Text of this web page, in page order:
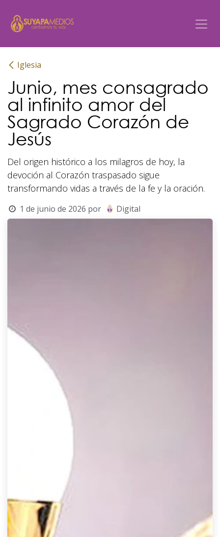
Iglesia
Junio, mes consagrado
al infinito amor del
Sagrado Corazón de
Jesús
Del origen histórico a los milagros de hoy, la
devoción al Corazón traspasado sigue
transformando vidas a través de la fe y la oración.
1 de junio de 2026 por Digital